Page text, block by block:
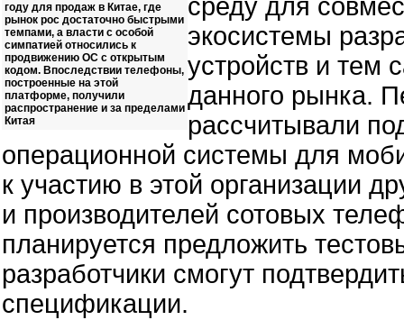
году для продаж в Китае, где
рынок рос достаточно быстрыми
темпами, а власти с особой
симпатией относились к
продвижению ОС с открытым
кодом. Впоследствии телефоны,
построенные на этой
платформе, получили
распространение и за пределами
Китая
среду для
экосистемы
устройств и
данного рынка.
рассчитывали
операционной системы для
к участию в этой организации
и производителей сотовых
планируется предложить
разработчики смогут
спецификации.